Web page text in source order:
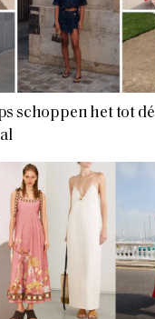
schoppen het tot dé